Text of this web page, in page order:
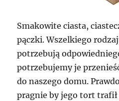
Smakowite ciasta,
pączki. Wszelkiego
potrzebują
potrzebujemy je
do naszego domu.
pragnie by jego tort